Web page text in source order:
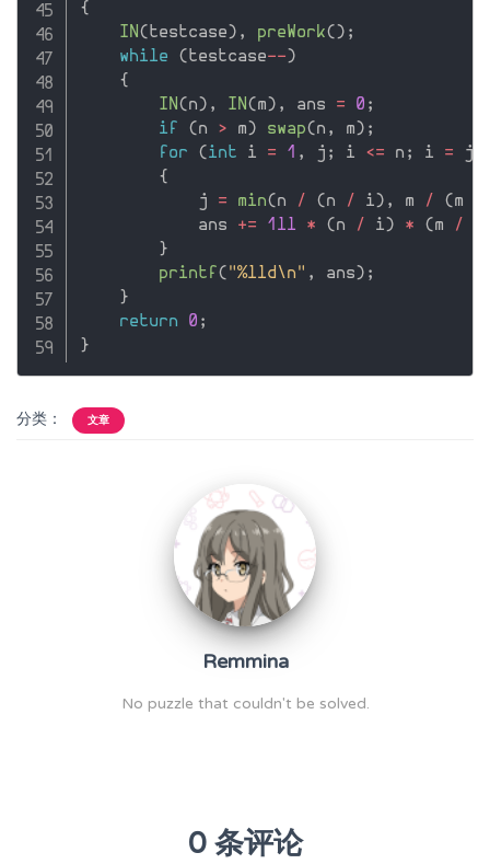
{
IN(testcase) , preWork() ;
while
(testcase--)
{
IN(n) , IN(m) , ans = 0 ;
if
(n > m) swap(n , m) ;
for
(int i = 1 , j ; i <= n ; i = j
{
            j
= min(n / (n / i) , m / (m
            ans
+= 1ll * (n / i) * (m /
}
printf ( "%lld\n" , ans) ;
}
return
0 ;
}
分类： 文章
Remmina
No puzzle that couldn't be solved.
0 条评论